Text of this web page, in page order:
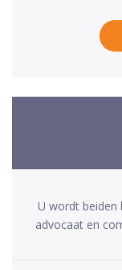
U wordt beiden
advocaat en